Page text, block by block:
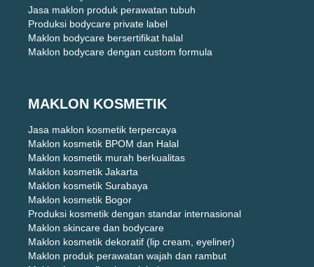
Jasa maklon produk perawatan tubuh
Produksi bodycare private label
Maklon bodycare bersertifikat halal
Maklon bodycare dengan custom formula
MAKLON KOSMETIK
Jasa maklon kosmetik terpercaya
Maklon kosmetik BPOM dan Halal
Maklon kosmetik murah berkualitas
Maklon kosmetik Jakarta
Maklon kosmetik Surabaya
Maklon kosmetik Bogor
Produksi kosmetik dengan standar internasional
Maklon skincare dan bodycare
Maklon kosmetik dekoratif (lip cream, eyeliner)
Maklon produk perawatan wajah dan rambut